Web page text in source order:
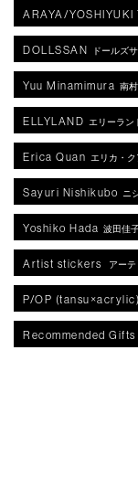
ARAYA/YOSHIYUKI
DOLLSSAN ドールズ
Yuu Minamimura 南
ELLYLAND エリーラン
Erica Quan エリカ・ク
Sayuri Nishikubo ニ
Yoshiko Hada 波田佳
Artist stickers アー
P/OP (tansu×acrylic)
Recommended Gifts